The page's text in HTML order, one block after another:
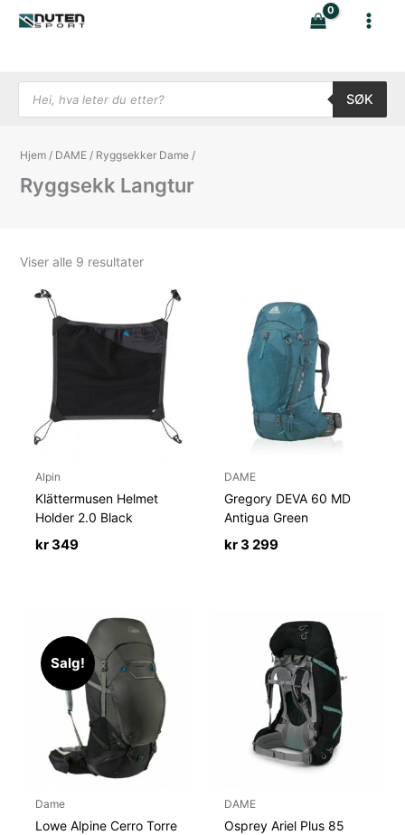
rett
Products search
SØK
Hjem / DAME / Ryggsekker Dame /
Ryggsekk Langtur
Viser alle 9 resultaterSortert
nyeste
Alpin
Klättermusen Helmet
Holder 2.0 Black
kr349
DAME
Gregory DEVA 60 MD
Antigua Green
kr3 299
Salg!
Dame
Lowe Alpine Cerro Torre
DAME
Osprey Ariel Plus 85